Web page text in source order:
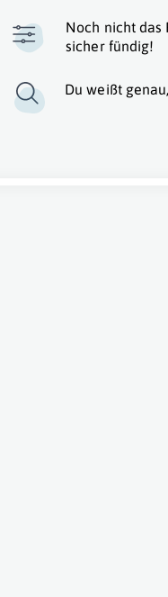
Noch nicht das
sicher fündig!
Du weißt